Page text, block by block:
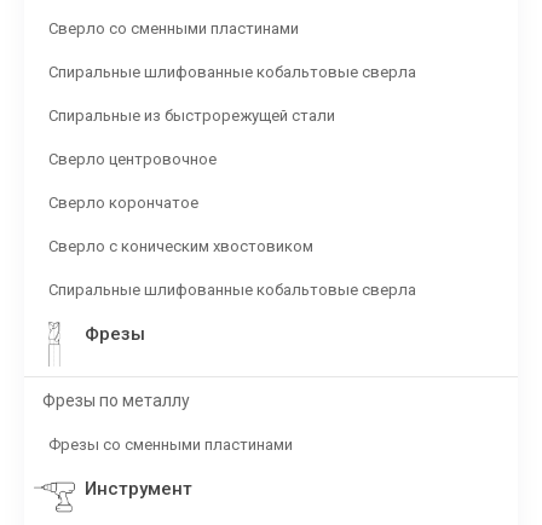
Сверло со сменными пластинами
Спиральные шлифованные кобальтовые сверла
Спиральные из быстрорежущей стали
Сверло центровочное
Сверло корончатое
Сверло с коническим хвостовиком
Спиральные шлифованные кобальтовые сверла
Фрезы
Фрезы по металлу
Фрезы со сменными пластинами
Инструмент